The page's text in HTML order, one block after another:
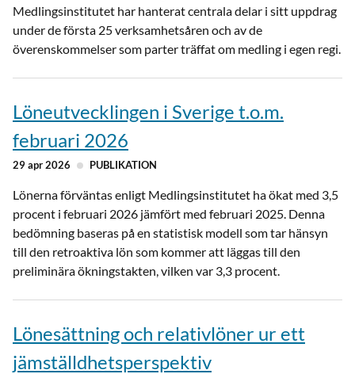
Medlingsinstitutet har hanterat centrala delar i sitt uppdrag
under de första 25 verksamhetsåren och av de
överenskommelser som parter träffat om medling i egen regi.
Löneutvecklingen i Sverige t.o.m.
februari 2026
29 apr 2026 PUBLIKATION
Lönerna förväntas enligt Medlingsinstitutet ha ökat med 3,5
procent i februari 2026 jämfört med februari 2025. Denna
bedömning baseras på en statistisk modell som tar hänsyn
till den retroaktiva lön som kommer att läggas till den
preliminära ökningstakten, vilken var 3,3 procent.
Lönesättning och relativlöner ur ett
jämställdhetsperspektiv